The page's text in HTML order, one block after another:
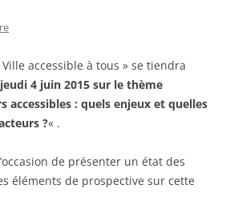
accessible à tous » se tiendra
4 juin 2015 sur le thème
accessibles : quels enjeux et quelles
?« .
de présenter un état des
éléments de prospective sur cette